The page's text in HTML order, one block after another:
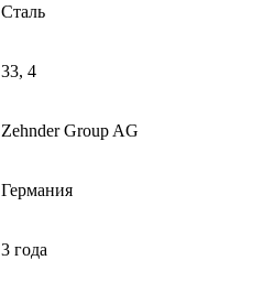
Сталь
33, 4
Zehnder Group AG
Германия
3 года